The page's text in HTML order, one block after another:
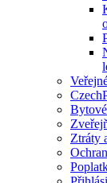
Ztráty